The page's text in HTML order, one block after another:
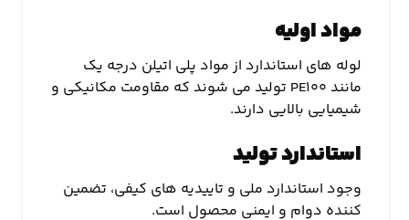
مواد اولیه
لوله های استاندارد از مواد پلی اتیلن درجه یک
مانند PE۱۰۰ تولید می شوند که مقاومت مکانیکی و
شیمیایی بالایی دارند.
استاندارد تولید
وجود استاندارد ملی و تاییدیه های کیفی، تضمین
کننده دوام و ایمنی محصول است.